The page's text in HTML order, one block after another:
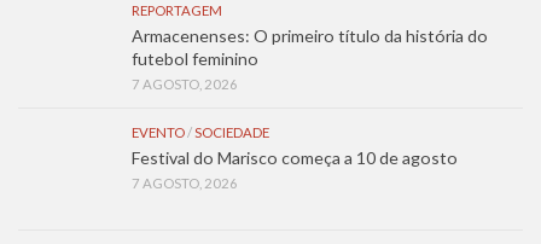
REPORTAGEM
Armacenenses: O primeiro título da história do
futebol feminino
7 AGOSTO, 2026
EVENTO/SOCIEDADE
Festival do Marisco começa a 10 de agosto
7 AGOSTO, 2026